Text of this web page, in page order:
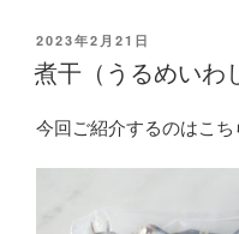
投
稿
日:
2023年2月21日
煮干（うるめいわ
今回ご紹介するのはこち